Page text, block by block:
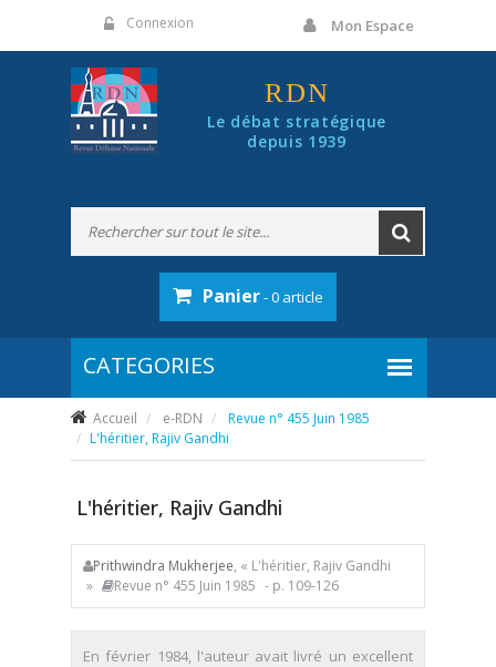
Connexion Mon Espace
RDN
Le débat stratégique
depuis 1939
Panier- 0 article
Accueil e-RDN
Revue n° 455 Juin 1985
L'héritier, Rajiv Gandhi
L'héritier, Rajiv Gandhi
Prithwindra Mukherjee, « L'héritier, Rajiv Gandhi
»
Revue n° 455 Juin 1985 - p. 109-126
En février 1984, l'auteur avait livré un excellent